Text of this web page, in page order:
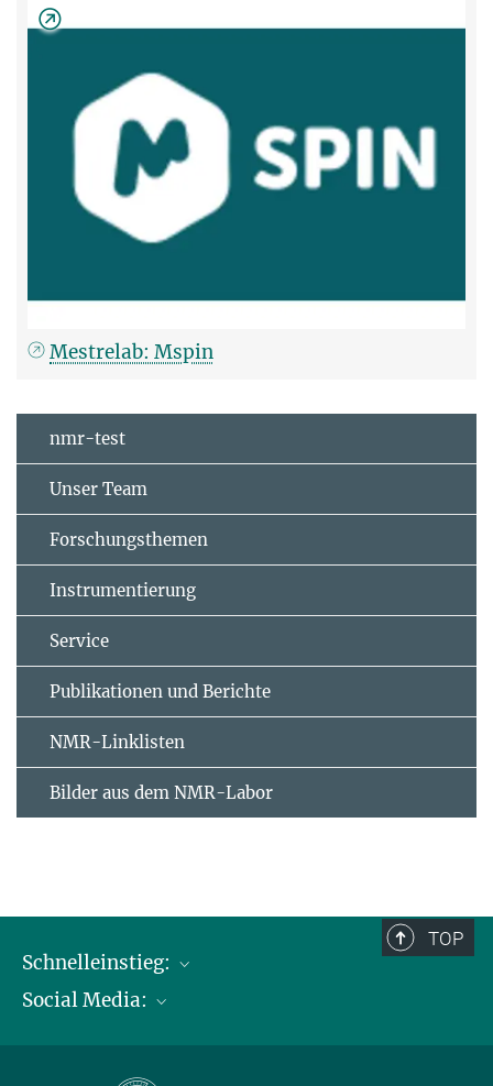
Mestrelab: Mspin
nmr-test
Unser Team
Forschungsthemen
Instrumentierung
Service
Publikationen und Berichte
NMR-Linklisten
Bilder aus dem NMR-Labor
TOP
Schnelleinstieg:
Publikationen
Kontakt und Anfahrtsbeschreibung
Social Media: